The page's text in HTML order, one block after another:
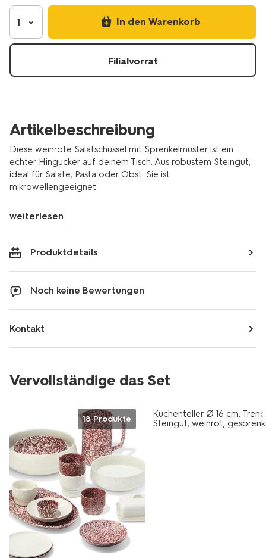
21-
cm-
steingut-
1 In den Warenkorb
Filialvorrat
Artikelbeschreibung
Diese weinrote Salatschüssel mit Sprenkelmuster ist ein
echter Hingucker auf deinem Tisch. Aus robustem Steingut,
ideal für Salate, Pasta oder Obst. Sie ist
mikrowellengeeignet.
weiterlesen
Produktdetails
Noch keine Bewertungen
Kontakt
Vervollständige das Set
18 Produkte
2+1 Gratis
Kuchenteller Ø 16 cm,
Steingut, weinrot,